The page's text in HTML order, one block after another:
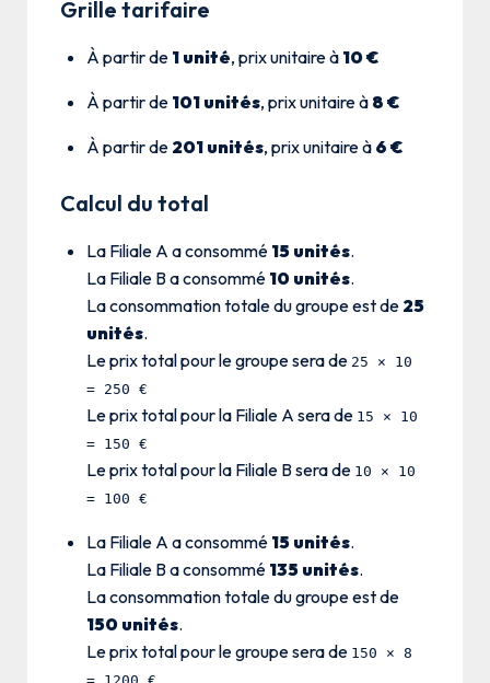
Grille tarifaire
À partir de 1 unité, prix unitaire à 10 €
À partir de 101 unités, prix unitaire à 8 €
À partir de 201 unités, prix unitaire à 6 €
Calcul du total
La Filiale A a consommé 15 unités.
La Filiale B a consommé 10 unités.
La consommation totale du groupe est de 25
unités.
Le prix total pour le groupe sera de 25 × 10
= 250 €
Le prix total pour la Filiale A sera de 15 × 10
= 150 €
Le prix total pour la Filiale B sera de 10 × 10
= 100 €
La Filiale A a consommé 15 unités.
La Filiale B a consommé 135 unités.
La consommation totale du groupe est de
150 unités.
Le prix total pour le groupe sera de 150 × 8